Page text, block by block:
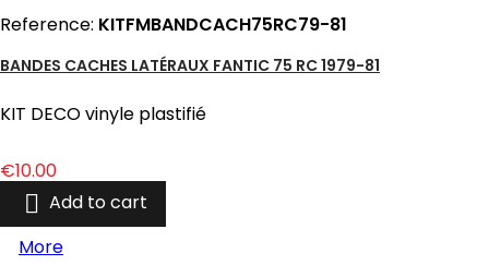
Reference: KITFMBANDCACH75RC79-81
BANDES CACHES LATÉRAUX FANTIC 75 RC 1979-81
KIT DECO vinyle plastifié
Price
€10.00
 Add to cart
More